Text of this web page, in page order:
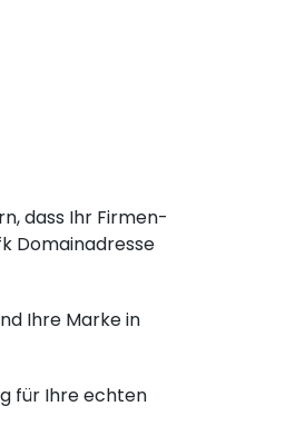
dass Ihr Firmen-
Domainadresse
Ihre Marke in
für Ihre echten